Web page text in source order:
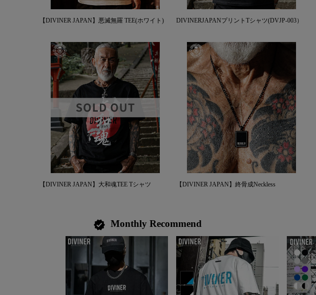
【DIVINER JAPAN】悪滅無羅 TEE(ホワイト) DIVINERJAPANプリントTシャツ(DVJP-003）
【DIVINER JAPAN】大和魂TEE Tシャツ 【DIVINER JAPAN】終骨成Neckless
verified Monthly Recommend